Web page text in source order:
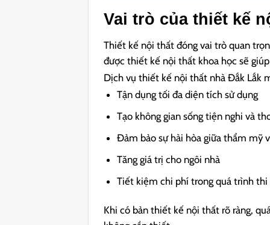
Vai trò của thiết kế
Thiết kế nội thất đóng vai trò quan
được thiết kế nội thất khoa học sẽ
Dịch vụ thiết kế nội thất nhà Đắk Lắk
Tận dụng tối đa diện tích sử dụng
Tạo không gian sống tiện nghi và
Đảm bảo sự hài hòa giữa thẩm mỹ
Tăng giá trị cho ngôi nhà
Tiết kiệm chi phí trong quá trình thi
Khi có bản thiết kế nội thất rõ ràng,